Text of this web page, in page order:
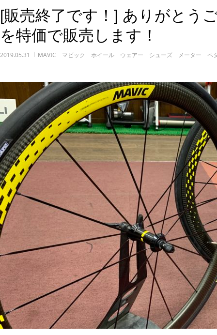
[販売終了です！] ありがとう
を特価で販売します！
2019.05.31 MAVIC マビック ホイール ウェアー シューズ メーター ペ